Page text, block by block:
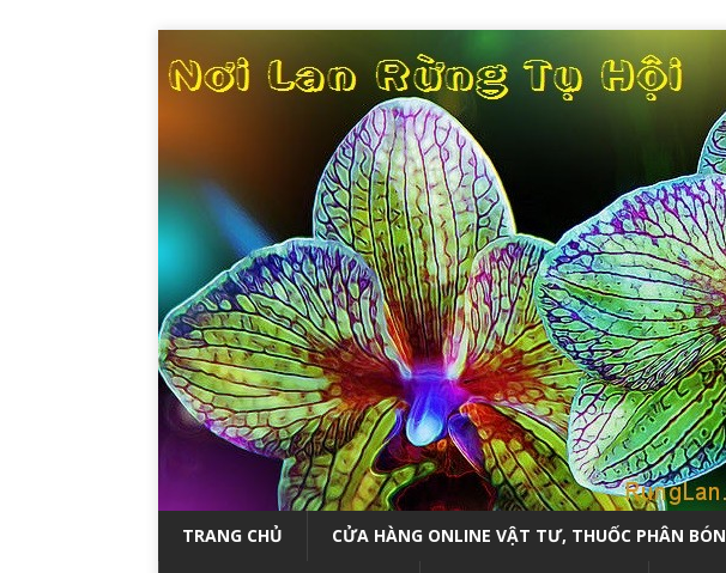
TRANG CHỦ CỬA HÀNG ONLINE VẬT TƯ, THUỐC PHÂN BÓN